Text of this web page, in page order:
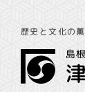
歴史と文化の